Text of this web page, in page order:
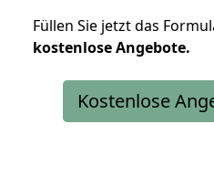
Füllen Sie jetzt das
kostenloseAngebote.
Kostenlose